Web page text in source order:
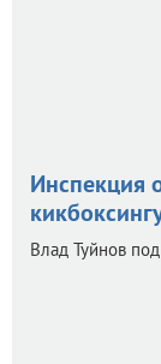
Инспекция
Влад Туйнов